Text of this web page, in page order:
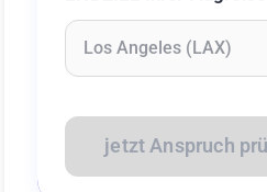
jetzt Anspruch